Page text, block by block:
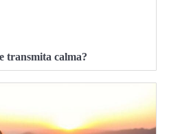
transmita calma?